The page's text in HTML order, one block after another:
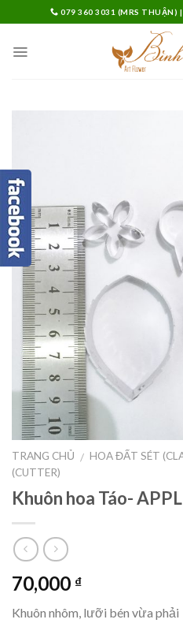
to
content
079 360 3031 (MRS THUẬN) |
TRANG CHỦ / HOA ĐẤT SÉT
(CUTTER)
Khuôn hoa Táo-
70,000 ₫
Khuôn nhôm, lưỡi bén vừa phải